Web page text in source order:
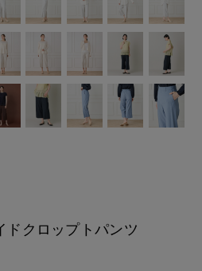
ドクロップトパンツ